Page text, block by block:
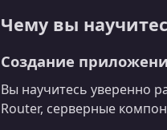
Чему вы
Создание
Вы научитесь уверенно
Router, серверные